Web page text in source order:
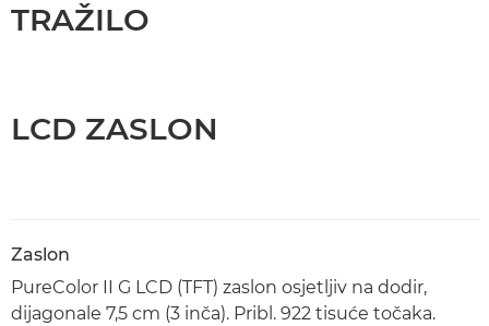
TRAŽILO
LCD ZASLON
Zaslon
PureColor II G LCD (TFT) zaslon osjetljiv na dodir,
dijagonale 7,5 cm (3 inča). Pribl. 922 tisuće točaka.